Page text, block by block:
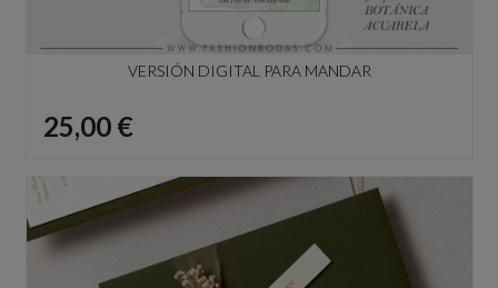
VERSIÓN DIGITAL PARA MANDAR
Precio
25,00 €